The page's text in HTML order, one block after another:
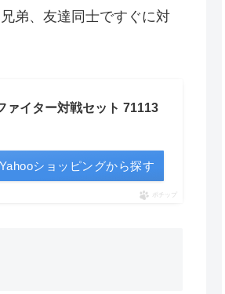
弟、友達同士ですぐに対
ァイター対戦セット 71113
Yahooショッピングから探す
ポチップ